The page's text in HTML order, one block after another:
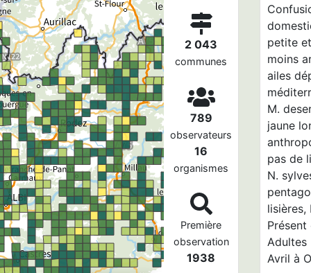
2 043
communes
789
observateurs
16
organismes
Première
observation
1938
petite
moins
ailes
M.
jaune
pas de
N.
Adultes
Avril à